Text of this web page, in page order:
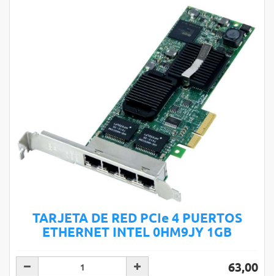
TARJETA DE RED PCIe 4 PUERTOS
ETHERNET INTEL 0HM9JY 1GB
63,00